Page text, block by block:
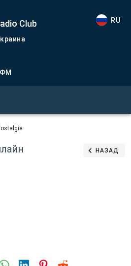
Club RU
НАЗАД